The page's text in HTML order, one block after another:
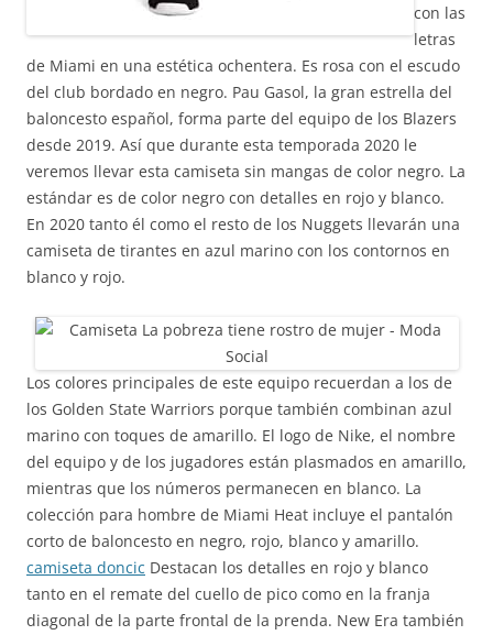
con las
letras
de Miami en una estética ochentera. Es rosa con el escudo
del club bordado en negro. Pau Gasol, la gran estrella del
baloncesto español, forma parte del equipo de los Blazers
desde 2019. Así que durante esta temporada 2020 le
veremos llevar esta camiseta sin mangas de color negro. La
estándar es de color negro con detalles en rojo y blanco.
En 2020 tanto él como el resto de los Nuggets llevarán una
camiseta de tirantes en azul marino con los contornos en
blanco y rojo.
Los colores principales de este equipo recuerdan a los de
los Golden State Warriors porque también combinan azul
marino con toques de amarillo. El logo de Nike, el nombre
del equipo y de los jugadores están plasmados en amarillo,
mientras que los números permanecen en blanco. La
colección para hombre de Miami Heat incluye el pantalón
corto de baloncesto en negro, rojo, blanco y amarillo.
camiseta doncic Destacan los detalles en rojo y blanco
tanto en el remate del cuello de pico como en la franja
diagonal de la parte frontal de la prenda. New Era también